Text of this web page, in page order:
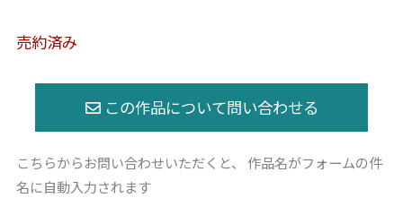
売約済み
こちらからお問い合わせいただくと、
作品名がフォームの件
名に自動入力されます